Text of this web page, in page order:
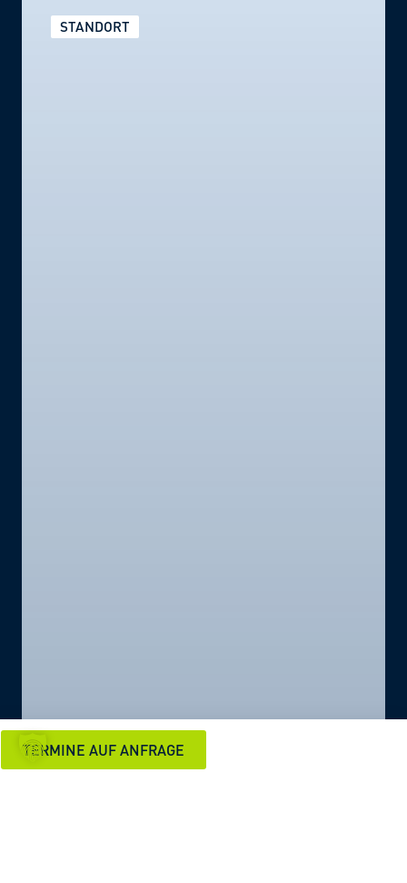
TERMINE AUF ANFRAGE
STANDORT